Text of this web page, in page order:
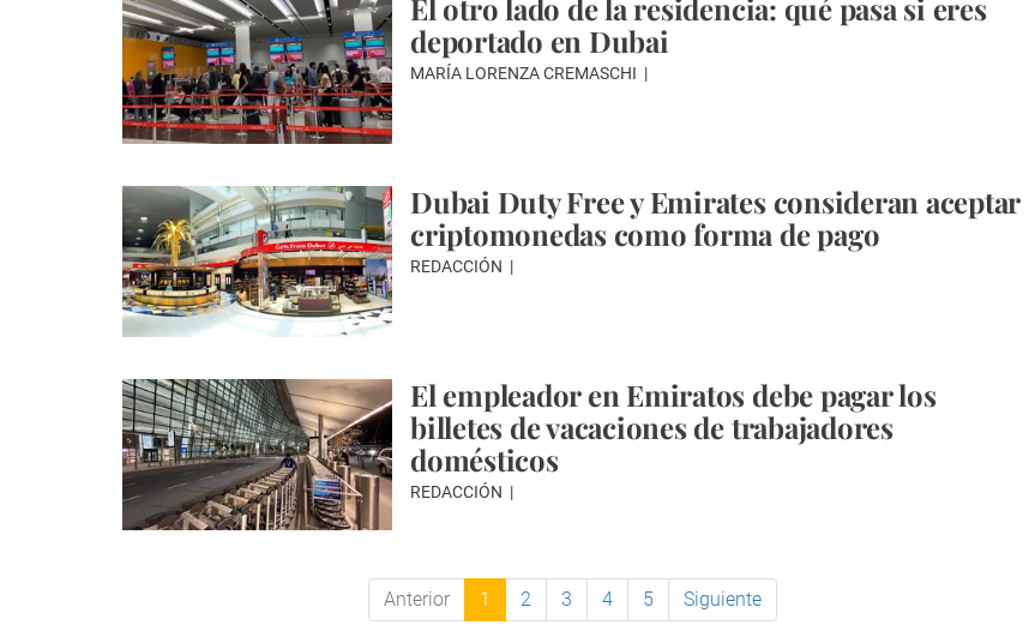
El otro lado de la residencia: qué pasa si eres
deportado en Dubai
MARÍA LORENZA CREMASCHI
Dubai Duty Free y Emirates consideran aceptar
criptomonedas como forma de pago
REDACCIÓN
El empleador en Emiratos debe pagar los
billetes de vacaciones de trabajadores
domésticos
REDACCIÓN
Anterior 1 2 3 4 5 Siguiente